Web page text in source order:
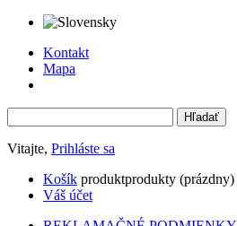
Kontakt
Mapa
Vitajte, Prihláste sa
Košík produktprodukty (prázdny)
Váš účet